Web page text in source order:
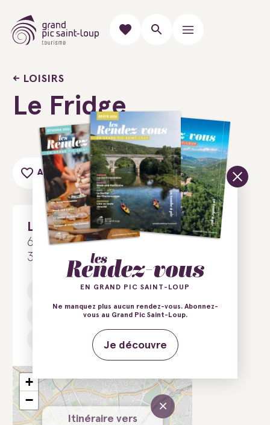
LOISIRS
Le Fridge
Ajouter au carnet de voyage
Le Fridge
6 Rue Richelieu
34000 Montpellier
Tél.
Site web
Instagram
Itinéraire vers
×
+
−
EN GRAND PIC SAINT-LOUP
Ne manquez plus aucun rendez-vous. Abonnez-
vous au Grand Pic Saint-Loup.
Je découvre